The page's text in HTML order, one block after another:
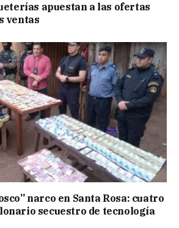
apuestan a las ofertas
ventas
narco en Santa Rosa: cuatro
secuestro de tecnología